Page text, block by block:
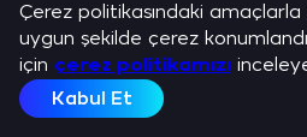
03:18
Albümler
Çerez politikasındaki amaçlarla
uygun şekilde çerez
için çerez politikamızı
Kabul Et